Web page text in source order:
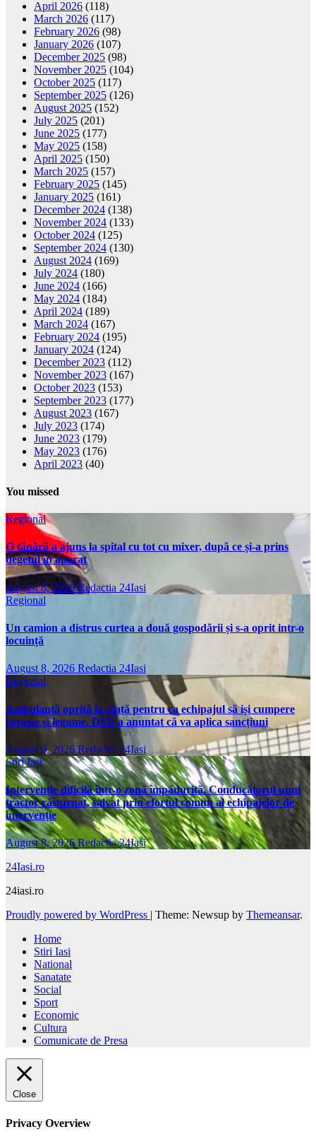
April 2026 (118)
March 2026 (117)
February 2026 (98)
January 2026 (107)
December 2025 (98)
November 2025 (104)
October 2025 (117)
September 2025 (126)
August 2025 (152)
July 2025 (201)
June 2025 (177)
May 2025 (158)
April 2025 (150)
March 2025 (157)
February 2025 (145)
January 2025 (161)
December 2024 (138)
November 2024 (133)
October 2024 (125)
September 2024 (130)
August 2024 (169)
July 2024 (180)
June 2024 (166)
May 2024 (184)
April 2024 (189)
March 2024 (167)
February 2024 (195)
January 2024 (124)
December 2023 (112)
November 2023 (167)
October 2023 (153)
September 2023 (177)
August 2023 (167)
July 2023 (174)
June 2023 (179)
May 2023 (176)
April 2023 (40)
You missed
Regional
O tânără a ajuns la spital cu tot cu mixer, după ce și-a prins
degetul în aparat
August 8, 2026Redactia 24Iasi
Regional
Un camion a distrus curtea a două gospodării și s-a oprit intr-o
locuință
August 8, 2026 Redactia 24Iasi
Regional
Ambulanță oprită la piață pentru ca echipajul să iși cumpere
pepene și legume. DSU a anuntat că va aplica sancțiuni
August 8, 2026 Redactia 24Iasi
Stiri Iasi
Intervenție dificilă într-o zonă împădurită. Conducătorul unui
tractor răsturnat, salvat prin efortul comun al echipajelor de
intervenție
August 8, 2026Redactia 24Iasi
24Iasi.ro
24iasi.ro
Proudly powered by WordPress | Theme: Newsup by Themeansar.
Home
Stiri Iasi
National
Sanatate
Social
Sport
Economic
Cultura
Comunicate de Presa
Close
Privacy Overview